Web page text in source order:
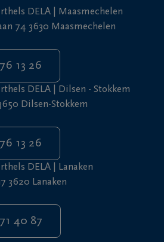
DELA | Maasmechelen
74 3630 Maasmechelen
13 26
DELA | Dilsen - Stokkem
Dilsen-Stokkem
13 26
DELA | Lanaken
3620 Lanaken
40 87